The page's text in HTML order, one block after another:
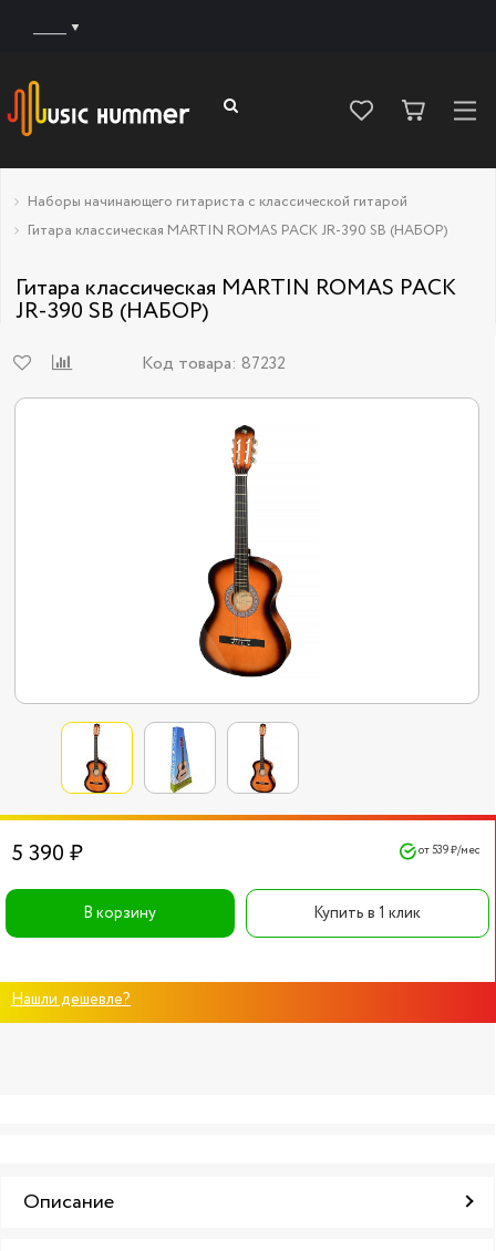
Наборы начинающего гитариста с классической гитарой
Гитара классическая MARTIN ROMAS PACK JR-390 SB (НАБОР)
Гитара классическая MARTIN ROMAS PACK
JR-390 SB (НАБОР)
Код товара: 87232
5 390 ₽ от 539 ₽/мес
В корзину Купить в 1 клик
Нашли дешевле?
Описание